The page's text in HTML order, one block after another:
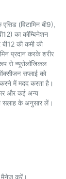
(विटामिन बी9),
का कॉम्बिनेशन
बी12 की कमी की
प्रदान करके शरीर
से न्यूरोलॉजिकल
सप्लाई को
में मदद करता है।
और कई अन्य
सलाह के अनुसार लें।
मैनेज करें।